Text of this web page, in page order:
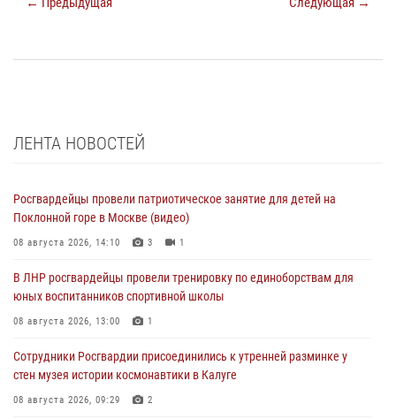
ЛЕНТА НОВОСТЕЙ
Росгвардейцы провели патриотическое занятие для детей на
Поклонной горе в Москве (видео)
08 августа 2026, 14:10 3 1
В ЛНР росгвардейцы провели тренировку по единоборствам для
юных воспитанников спортивной школы
08 августа 2026, 13:00 1
Сотрудники Росгвардии присоединились к утренней разминке у
стен музея истории космонавтики в Калуге
08 августа 2026, 09:29 2